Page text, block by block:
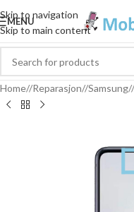
Skip to navigation
Skip to main content
MENU
Home/ Reparasjon/ Samsung/